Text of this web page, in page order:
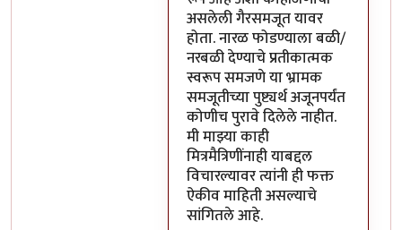
असलेली गैरसमजूत यावर
होता. नारळ फोडण्याला बळी/
नरबळी देण्याचे प्रतीकात्मक
स्वरूप समजणे या भ्रामक
समजूतीच्या पुष्ट्यर्थ अजूनपर्यंत
कोणीच पुरावे दिलेले नाहीत.
मी माझ्या काही
मित्रमैत्रिणींनाही याबद्दल
विचारल्यावर त्यांनी ही फक्त
ऐकीव माहिती असल्याचे
सांगितले आहे.